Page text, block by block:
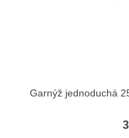
Garnýž jednoduchá